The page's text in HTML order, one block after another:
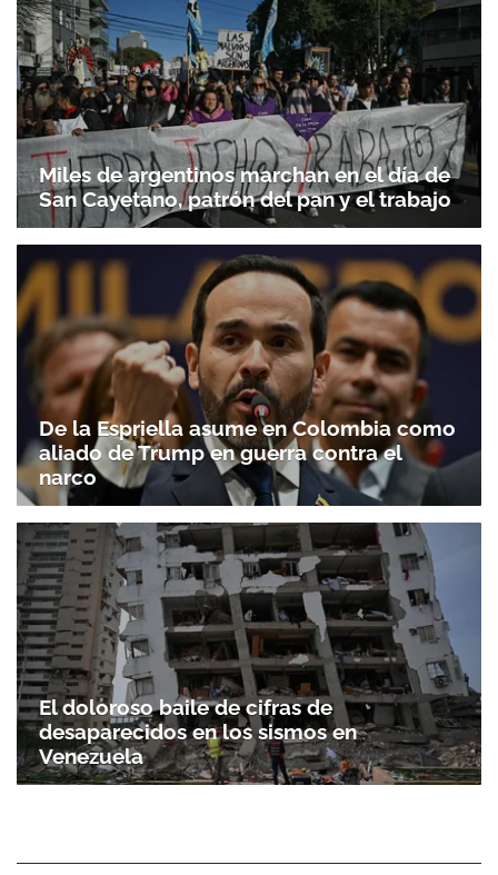
Miles de argentinos marchan en el día de
San Cayetano, patrón del pan y el trabajo
De la Espriella asume en Colombia como
aliado de Trump en guerra contra el
narco
El doloroso baile de cifras de
desaparecidos en los sismos en
Venezuela